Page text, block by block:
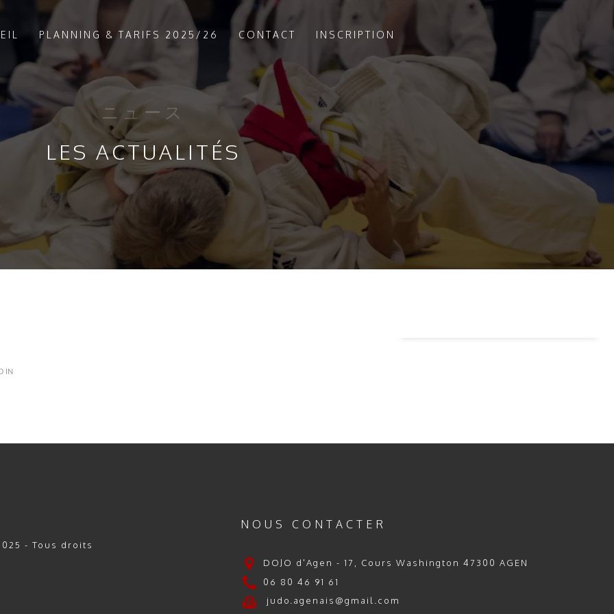
PLANNING & TARIFS 2025/26 CONTACT INSCRIPTION
ニュース
LES ACTUALITÉS
IN
- Tous droits
NOUS CONTACTER
DOJO d'Agen - 17, Cours Washington 47300 AGEN
06 80 46 91 61
judo.agenais@gmail.com